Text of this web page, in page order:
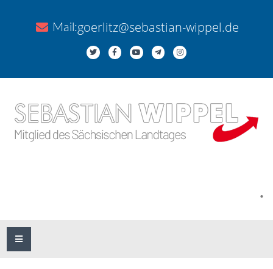
Mail:goerlitz@sebastian-wippel.de
.